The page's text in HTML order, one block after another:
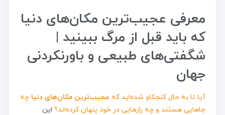
معرفی عجیب‌ترین مکان‌های دنیا
که باید قبل از مرگ ببینید |
شگفتی‌های طبیعی و باورنکردنی
جهان
آیا تا به حال کنجکاو شده‌اید که عجیب‌ترین مکان‌های دنیا چه
جاهایی هستند و چه رازهایی در خود پنهان کرده‌اند؟ این